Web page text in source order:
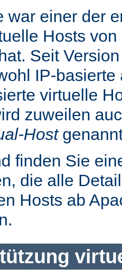
war einer der
Hosts
Seit
IP-basierte
virtuelle
zuweilen
Host
finden Sie
die alle
Hosts ab